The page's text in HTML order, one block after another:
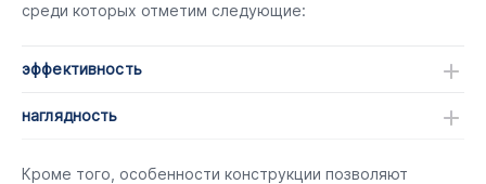
среди которых отметим следующие:
эффективность
наглядность
Кроме того, особенности конструкции позволяют